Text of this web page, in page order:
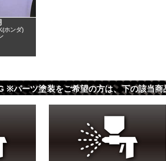
ホンダ)
※パーツ塗装をご希望の方は、下の該当